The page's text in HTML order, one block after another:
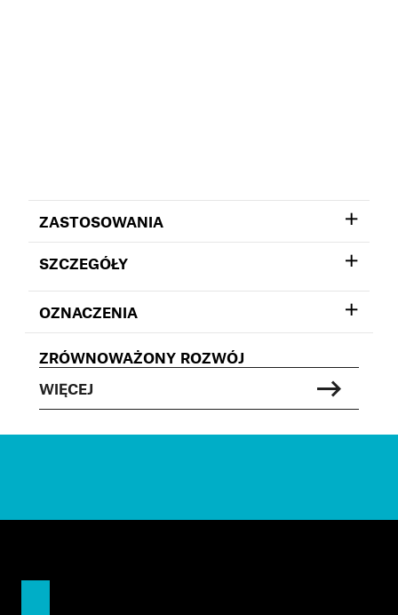
ZASTOSOWANIA
SZCZEGÓŁY
OZNACZENIA
ZRÓWNOWAŻONY ROZWÓJ
WIĘCEJ